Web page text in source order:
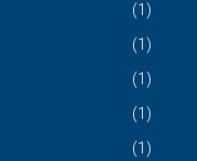
(1)
(1)
(1)
(1)
(1)